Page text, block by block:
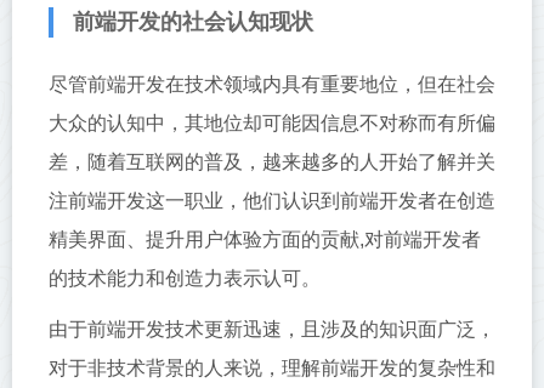
前端开发的社会认知现状
尽管前端开发在技术领域内具有重要地位，但在社会
大众的认知中，其地位却可能因信息不对称而有所偏
差，随着互联网的普及，越来越多的人开始了解并关
注前端开发这一职业，他们认识到前端开发者在创造
精美界面、提升用户体验方面的贡献,对前端开发者
的技术能力和创造力表示认可。
由于前端开发技术更新迅速，且涉及的知识面广泛，
对于非技术背景的人来说，理解前端开发的复杂性和